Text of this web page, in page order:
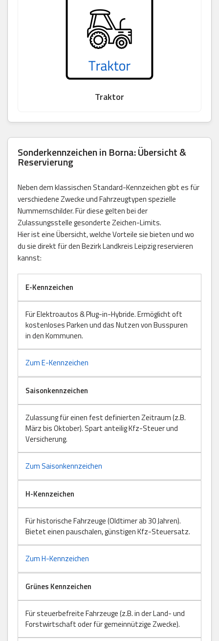
Traktor
Sonderkennzeichen in Borna: Übersicht &
Reservierung
Neben dem klassischen Standard-Kennzeichen gibt es für
verschiedene Zwecke und Fahrzeugtypen spezielle
Nummernschilder. Für diese gelten bei der
Zulassungsstelle gesonderte Zeichen-Limits.
Hier ist eine Übersicht, welche Vorteile sie bieten und wo
du sie direkt für den Bezirk Landkreis Leipzig reservieren
kannst:
E-Kennzeichen
Für Elektroautos & Plug-in-Hybride. Ermöglicht oft
kostenloses Parken und das Nutzen von Busspuren
in den Kommunen.
Zum E-Kennzeichen
Saisonkennzeichen
Zulassung für einen fest definierten Zeitraum (z.B.
März bis Oktober). Spart anteilig Kfz-Steuer und
Versicherung.
Zum Saisonkennzeichen
H-Kennzeichen
Für historische Fahrzeuge (Oldtimer ab 30 Jahren).
Bietet einen pauschalen, günstigen Kfz-Steuersatz.
Zum H-Kennzeichen
Grünes Kennzeichen
Für steuerbefreite Fahrzeuge (z.B. in der Land- und
Forstwirtschaft oder für gemeinnützige Zwecke).